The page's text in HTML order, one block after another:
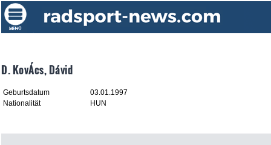
D. KovÁcs, Dávid
Geburtsdatum
03.01.1997
Nationalität
HUN